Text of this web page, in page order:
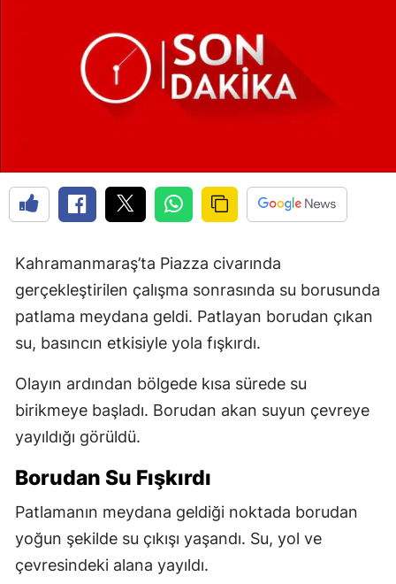
Kahramanmaraş’ta Piazza civarında
gerçekleştirilen çalışma sonrasında su borusunda
patlama meydana geldi. Patlayan borudan çıkan
su, basıncın etkisiyle yola fışkırdı.
Olayın ardından bölgede kısa sürede su
birikmeye başladı. Borudan akan suyun çevreye
yayıldığı görüldü.
Borudan Su Fışkırdı
Patlamanın meydana geldiği noktada borudan
yoğun şekilde su çıkışı yaşandı. Su, yol ve
çevresindeki alana yayıldı.